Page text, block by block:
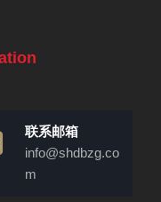
联系邮箱
info@shdbzg.co
m